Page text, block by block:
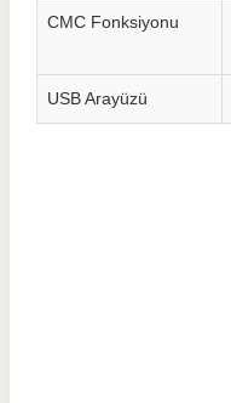
CMC Fonksiyonu
USB Arayüzü